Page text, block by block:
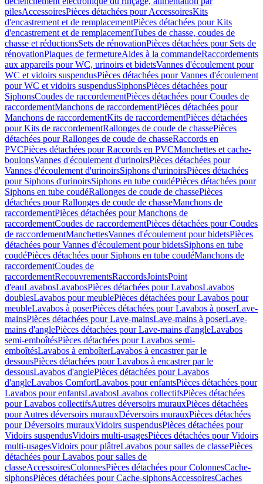
pilesAccessoiresPièces détachées pour AccessoiresKits
d'encastrement et de remplacementPièces détachées pour Kits
d'encastrement et de remplacementTubes de chasse, coudes de
chasse et réductionsSets de rénovationPièces détachées pour Sets de
rénovationPlaques de fermetureAides à la commandeRaccordements
aux appareils pour WC, urinoirs et bidetsVannes d'écoulement pour
WC et vidoirs suspendusPièces détachées pour Vannes d'écoulement
pour WC et vidoirs suspendusSiphonsPièces détachées pour
SiphonsCoudes de raccordementPièces détachées pour Coudes de
raccordementManchons de raccordementPièces détachées pour
Manchons de raccordementKits de raccordementPièces détachées
pour Kits de raccordementRallonges de coude de chassePièces
détachées pour Rallonges de coude de chasseRaccords en
PVCPièces détachées pour Raccords en PVCManchettes et cache-
boulonsVannes d'écoulement d'urinoirsPièces détachées pour
Vannes d'écoulement d'urinoirsSiphons d'urinoirsPièces détachées
pour Siphons d'urinoirsSiphons en tube coudéPièces détachées pour
Siphons en tube coudéRallonges de coude de chassePièces
détachées pour Rallonges de coude de chasseManchons de
raccordementPièces détachées pour Manchons de
raccordementCoudes de raccordementPièces détachées pour Coudes
de raccordementManchettesVannes d'écoulement pour bidetsPièces
détachées pour Vannes d'écoulement pour bidetsSiphons en tube
coudéPièces détachées pour Siphons en tube coudéManchons de
raccordementCoudes de
raccordementRecouvrementsRaccordsJointsPoint
d'eauLavabosLavabosPièces détachées pour LavabosLavabos
doublesLavabos pour meublePièces détachées pour Lavabos pour
meubleLavabos à poserPièces détachées pour Lavabos à poserLave-
mainsPièces détachées pour Lave-mainsLave-mains à poserLave-
mains d'anglePièces détachées pour Lave-mains d'angleLavabos
semi-emboîtésPièces détachées pour Lavabos semi-
emboîtésLavabos à emboîterLavabos à encastrer par le
dessousPièces détachées pour Lavabos à encastrer par le
dessousLavabos d'anglePièces détachées pour Lavabos
d'angleLavabos ComfortLavabos pour enfantsPièces détachées pour
Lavabos pour enfantsLavabosLavabos collectifsPièces détachées
pour Lavabos collectifsAutres déversoirs murauxPièces détachées
pour Autres déversoirs murauxDéversoirs murauxPièces détachées
pour Déversoirs murauxVidoirs suspendusPièces détachées pour
Vidoirs suspendusVidoirs multi-usagesPièces détachées pour Vidoirs
multi-usagesVidoirs pour plâtreLavabos pour salles de classePièces
détachées pour Lavabos pour salles de
classeAccessoiresColonnesPièces détachées pour ColonnesCache-
siphonsPièces détachées pour Cache-siphonsAccessoiresCaches